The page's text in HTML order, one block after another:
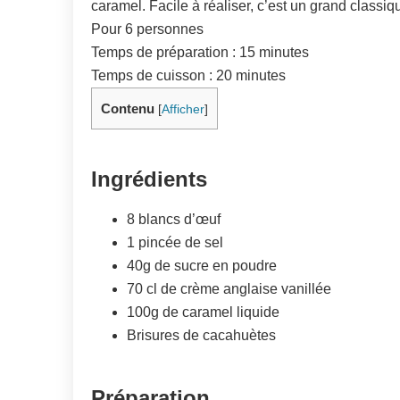
caramel. Facile à réaliser, c’est un grand
Pour 6 personnes
Temps de préparation : 15 minutes
Temps de cuisson : 20 minutes
Contenu [Afficher]
Ingrédients
8 blancs d’œuf
1 pincée de sel
40g de sucre en poudre
70 cl de crème anglaise vanillée
100g de caramel liquide
Brisures de cacahuètes